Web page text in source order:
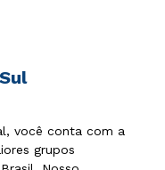
você conta com a
grupos